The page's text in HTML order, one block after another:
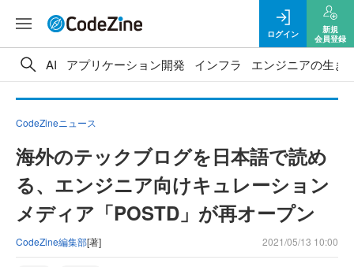
ログイン
新規
会員登録
AI アプリケーション開発 インフラ エンジニアの生き
CodeZineニュース
海外のテックブログを日本語で読め
る、エンジニア向けキュレーション
メディア「POSTD」が再オープン
CodeZine編集部[著] 2021/05/13 10:00